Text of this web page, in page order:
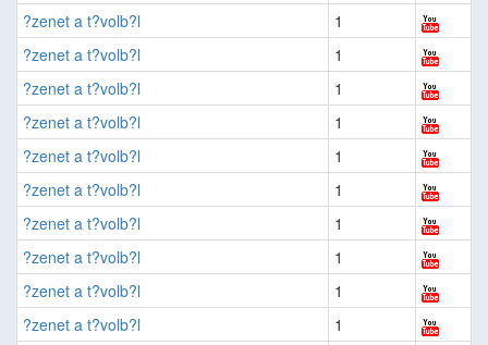
?zenet a t?volb?l
1
?zenet a t?volb?l
1
?zenet a t?volb?l
1
?zenet a t?volb?l
1
?zenet a t?volb?l
1
?zenet a t?volb?l
1
?zenet a t?volb?l
1
?zenet a t?volb?l
1
?zenet a t?volb?l
1
?zenet a t?volb?l
1